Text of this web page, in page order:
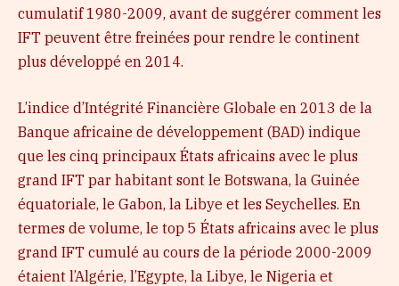
cumulatif 1980-2009, avant de suggérer comment les
IFT peuvent être freinées pour rendre le continent
plus développé en 2014.
L’indice d’Intégrité Financière Globale en 2013 de la
Banque africaine de développement (BAD) indique
que les cinq principaux États africains avec le plus
grand IFT par habitant sont le Botswana, la Guinée
équatoriale, le Gabon, la Libye et les Seychelles. En
termes de volume, le top 5 États africains avec le plus
grand IFT cumulé au cours de la période 2000-2009
étaient l’Algérie, l’Egypte, la Libye, le Nigeria et